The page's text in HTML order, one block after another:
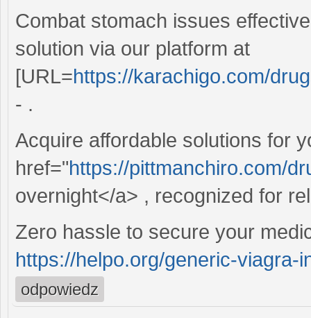
Combat stomach issues
solution via our platform at
[URL=https://karachigo.com/
- .
Acquire affordable solutions for
href="https://pittmanchiro.com/
overnight</a> , recognized for
Zero hassle to secure your
https://helpo.org/generic-viagra-
odpowiedz